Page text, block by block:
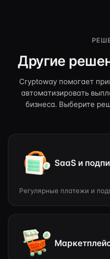
Другие
Cryptoway помогает
автоматизировать
бизнеса. Выберите
SaaS и
Регулярные платежи и